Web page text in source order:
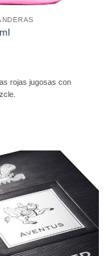
rojas jugosas con